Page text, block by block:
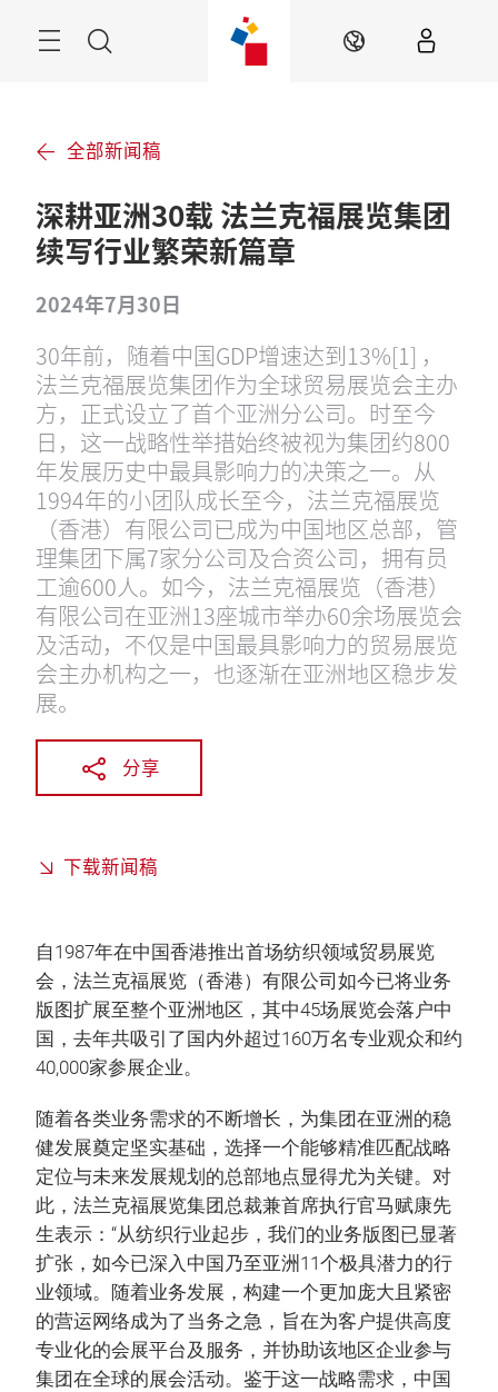
菜
ZH
全部新闻稿
深耕亚洲30载 法兰克福展览集团
续写行业繁荣新篇章
2024年7月30日
30年前，随着中国GDP增速达到13%[1] ，
法兰克福展览集团作为全球贸易展览会主办
方，正式设立了首个亚洲分公司。时至今
日，这一战略性举措始终被视为集团约800
年发展历史中最具影响力的决策之一。从
1994年的小团队成长至今，法兰克福展览
（香港）有限公司已成为中国地区总部，管
理集团下属7家分公司及合资公司，拥有员
工逾600人。如今，法兰克福展览（香港）
有限公司在亚洲13座城市举办60余场展览会
及活动，不仅是中国最具影响力的贸易展览
会主办机构之一，也逐渐在亚洲地区稳步发
展。
分享
下载新闻稿
自1987年在中国香港推出首场纺织领域贸易展览
会，法兰克福展览（香港）有限公司如今已将业务
版图扩展至整个亚洲地区，其中45场展览会落户中
国，去年共吸引了国内外超过160万名专业观众和约
40,000家参展企业。
随着各类业务需求的不断增长，为集团在亚洲的稳
健发展奠定坚实基础，选择一个能够精准匹配战略
定位与未来发展规划的总部地点显得尤为关键。对
此，法兰克福展览集团总裁兼首席执行官马赋康先
生表示：“从纺织行业起步，我们的业务版图已显著
扩张，如今已深入中国乃至亚洲11个极具潜力的行
业领域。随着业务发展，构建一个更加庞大且紧密
的营运网络成为了当务之急，旨在为客户提供高度
专业化的会展平台及服务，并协助该地区企业参与
集团在全球的展会活动。鉴于这一战略需求，中国